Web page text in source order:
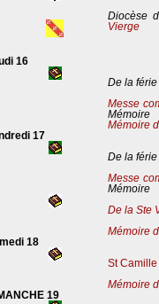
Diocèse
Vierge
16
De la férie
Messe
Mémoire
Mémoire
17
De la férie
Messe
Mémoire
De la Ste
Mémoire
18
St
Mémoire
19